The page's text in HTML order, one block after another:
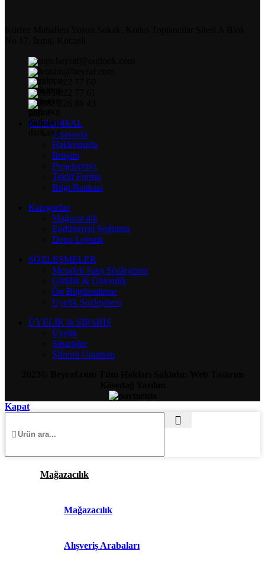
enes.beyraf@outlook.com
iletisim@beyraf.com
0555 822 77 60
0555 822 77 61
0262 226 86 43
KURUMSAL
Anasayfa
Hakkımızda
İletişim
Projelerimiz
Teklif Formu
Bilgi Bankası
Kategoriler
Mağazacılık
Endüstriyel Soğutma
Depo Lojistik
SÖZLEŞMELER
Mesafeli Satış Sözleşmesi
Gizlilik & Güvenlik
Ön Bilgilendirme
Üyelik Sözleşmesi
ÜYELİK & SİPARİŞ
Üyelik
Şiparişler
Şifremi Unuttum
Kapat
Mağazacılık
Mağazacılık
Alışveriş Arabaları